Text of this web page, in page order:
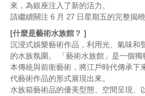
來，為銀座注入了新的活力。
請繼續關注 6 月 27 日星期五的完整揭曉
[什麼是藝術水族館？ ]
沉浸式娛樂藝術作品，利用光、氣味和
的水族氛圍。 「藝術水族館」是一個獨
本傳統與前衛藝術，將江戶時代傳承下
代藝術作品的形式展現出來。
水族箱藝術品的優美型態、空間呈現、